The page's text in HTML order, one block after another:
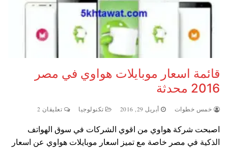
قائمة اسعار موبايلات هواوي في مصر
2016 محدثة
خمس خطوات أبريل 29, 2016 تكنولوجيا تعليقان 2
اصبحت شركة هواوي من اقوي الشركات في سوق الهواتف
الذكية في مصر خاصة مع تميز اسعار موبايلات هواوي عن اسعار